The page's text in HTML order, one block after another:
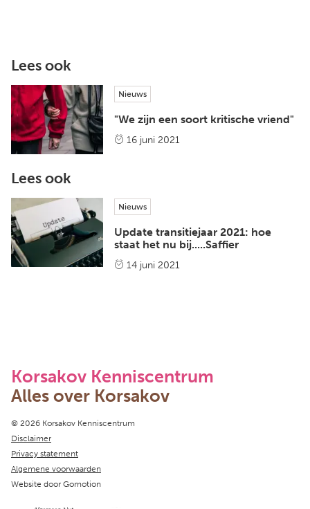
Lees ook
Nieuws
"We zijn een soort kritische vriend"
16 juni 2021
Lees ook
Nieuws
Update transitiejaar 2021: hoe
staat het nu bij.....Saffier
14 juni 2021
Korsakov Kenniscentrum
Alles over Korsakov
Copyright navigation
© 2026 Korsakov Kenniscentrum
Disclaimer
Privacy statement
Algemene voorwaarden
Website door Gomotion